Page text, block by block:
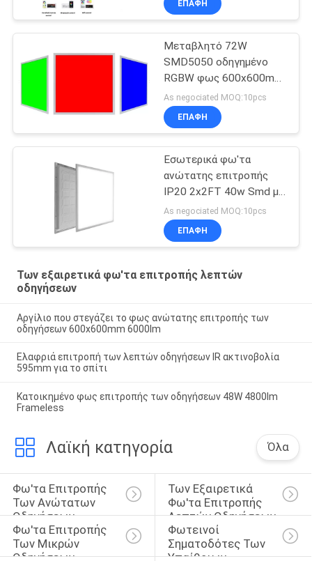
ΕΠΑΦΉ
Μεταβλητό 72W
SMD5050 οδηγημένο
RGBW φως 600x600mm
επιτροπής χρώματος
As negociated MOQ:10pcs
ΕΠΑΦΉ
Εσωτερικά φω'τα
ανώτατης επιτροπής
IP20 2x2FT 40w Smd με
αναδρομικά φωτισμένο
As negociated MOQ:10pcs
ΕΠΑΦΉ
Των εξαιρετικά φω'τα επιτροπής λεπτών
οδηγήσεων
Αργίλιο που στεγάζει το φως ανώτατης επιτροπής των
οδηγήσεων 600x600mm 6000lm
Ελαφριά επιτροπή των λεπτών οδηγήσεων IR ακτινοβολία
595mm για το σπίτι
Κατοικημένο φως επιτροπής των οδηγήσεων 48W 4800lm
Frameless
Λαϊκή κατηγορία Όλα
Φω'τα Επιτροπής
Των Ανώτατων
Οδηγήσεων
Των Εξαιρετικά
Φω'τα Επιτροπής
Λεπτών Οδηγήσεων
Φω'τα Επιτροπής
Των Μικρών
Οδηγήσεων
Φωτεινοί
Σηματοδότες Των
Υπαίθριων